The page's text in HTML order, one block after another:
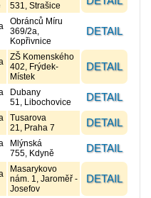
531, Strašice
Obránců Míru
369/2a,
Kopřivnice
DETAIL
ZŠ Komenského
402, Frýdek-
Místek
DETAIL
Dubany
51, Libochovice
DETAIL
Tusarova
21, Praha 7
DETAIL
Mlýnská
755, Kdyně
DETAIL
Masarykovo
nám. 1, Jaroměř -
Josefov
DETAIL